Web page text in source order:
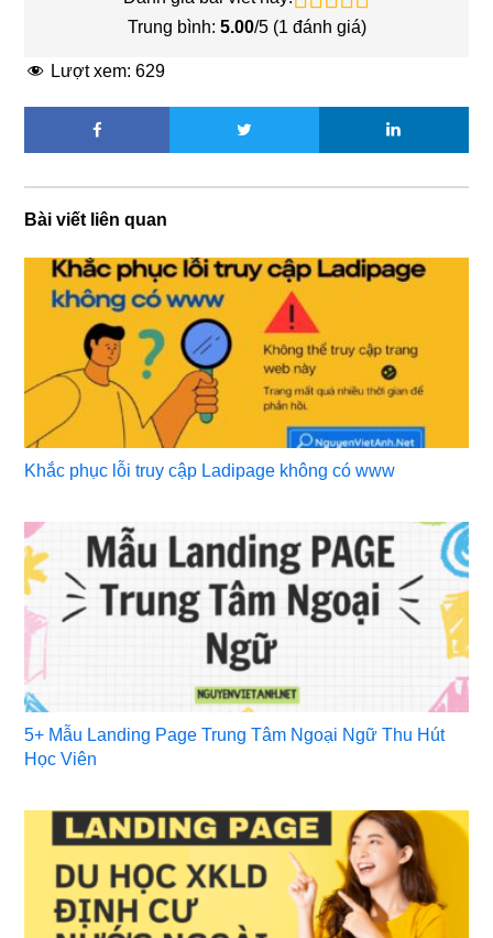
Trung bình: 5.00/5 (1 đánh giá)
Lượt xem: 629
Bài viết liên quan
Khắc phục lỗi truy cập Ladipage không có www
5+ Mẫu Landing Page Trung Tâm Ngoại Ngữ Thu Hút
Học Viên